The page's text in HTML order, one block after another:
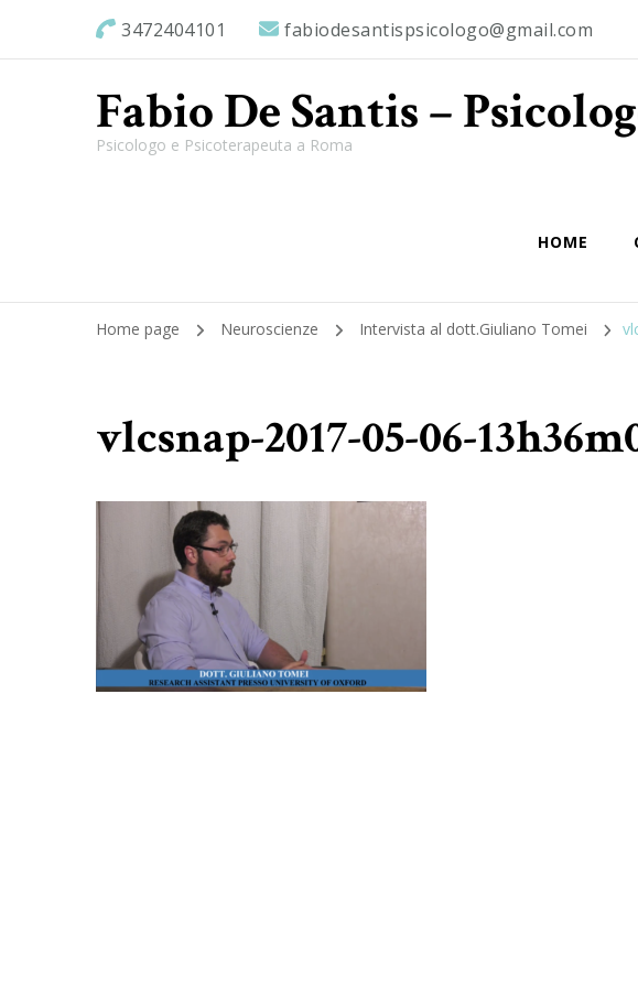
3472404101 fabiodesantispsicologo@gmail.com
Fabio De Santis –
Psicologo e Psicoterapeuta a Roma
HOME
Home page Neuroscienze Intervista al dott.Giuliano Tomei
vlcsnap-2017-05-06-